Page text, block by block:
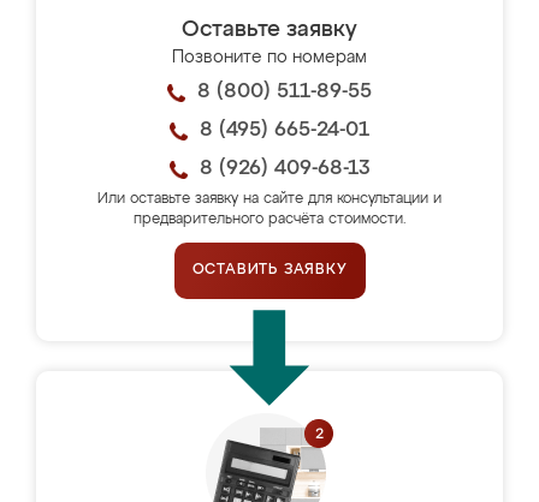
Оставьте заявку
Позвоните по номерам
8 (800) 511-89-55
8 (495) 665-24-01
8 (926) 409-68-13
Или оставьте заявку на сайте для консультации и
предварительного расчёта стоимости.
ОСТАВИТЬ ЗАЯВКУ